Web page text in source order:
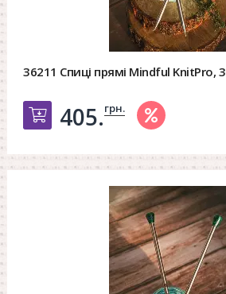
36211 Спиці прямі Mindful KnitPro,
Добавить в корзину
405.грн.